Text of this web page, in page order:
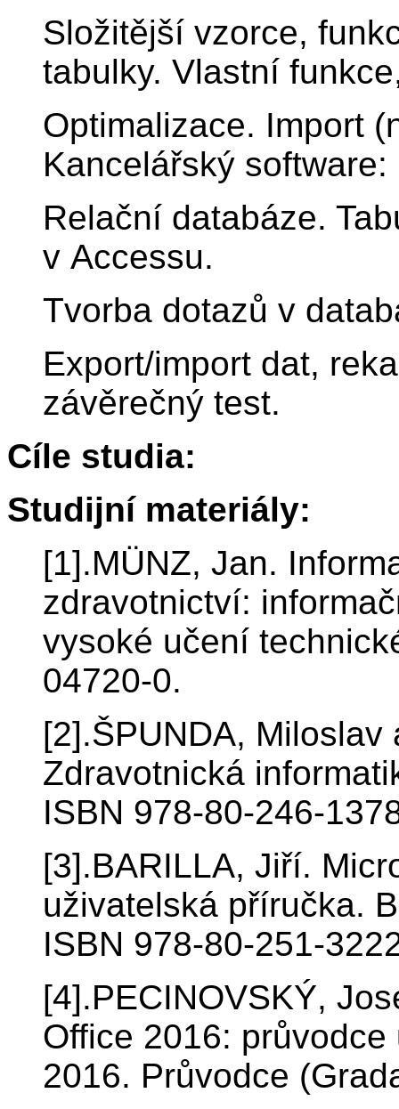
Složitější vzorce,
tabulky. Vlastní
Optimalizace. Import
Kancelářský
Relační databáze.
v Accessu.
Tvorba dotazů v
Export/import dat,
závěrečný test.
Cíle studia:
Studijní materiály:
[1].MÜNZ, Jan.
zdravotnictví:
vysoké učení
04720-0.
[2].ŠPUNDA, Miloslav
Zdravotnická
ISBN 978-80-246-
[3].BARILLA, Jiří.
uživatelská příručka.
ISBN 978-80-251-
[4].PECINOVSKÝ,
Office 2016:
2016. Průvodce